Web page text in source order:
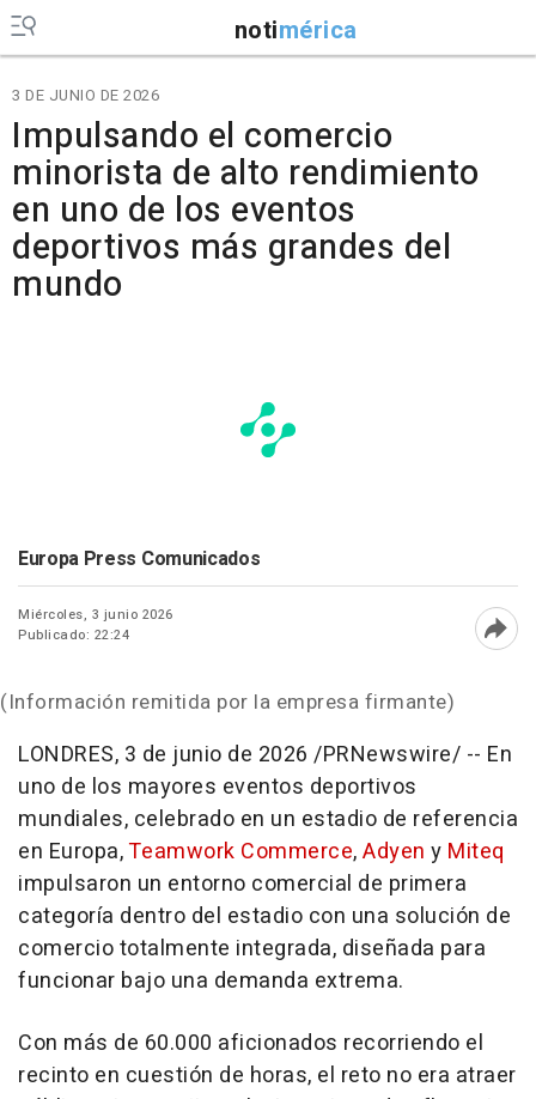
notimérica
3 DE JUNIO DE 2026
Impulsando el comercio
minorista de alto rendimiento
en uno de los eventos
deportivos más grandes del
mundo
Europa Press Comunicados
Miércoles, 3 junio 2026
Publicado: 22:24
(Información remitida por la empresa firmante)
LONDRES, 3 de junio de 2026 /PRNewswire/ -- En
uno de los mayores eventos deportivos
mundiales, celebrado en un estadio de referencia
en Europa,Teamwork Commerce,Adyen y Miteq
impulsaron un entorno comercial de primera
categoría dentro del estadio con una solución de
comercio totalmente integrada, diseñada para
funcionar bajo una demanda extrema.
Con más de 60.000 aficionados recorriendo el
recinto en cuestión de horas, el reto no era atraer